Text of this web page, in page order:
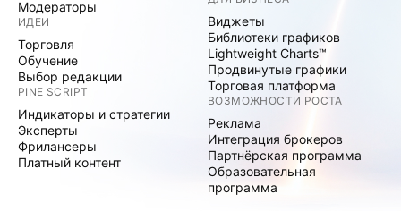
Модераторы
ИДЕИ
Торговля
Обучение
Выбор редакции
PINE SCRIPT
Индикаторы и стратегии
Эксперты
Фрилансеры
Платный контент
Виджеты
Библиотеки графиков
Lightweight Charts™
Продвинутые графики
Торговая платформа
ВОЗМОЖНОСТИ РОСТА
Реклама
Интеграция брокеров
Партнёрская программа
Образовательная
программа